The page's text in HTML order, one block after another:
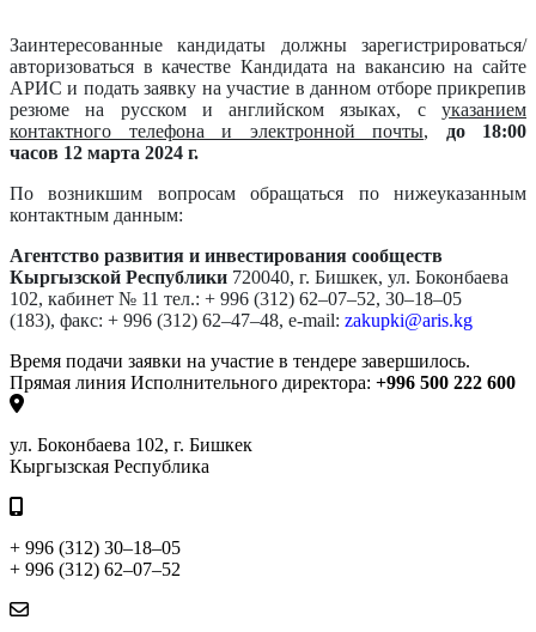
Заинтересованные кандидаты должны зарегистрироваться/
авторизоваться в качестве Кандидата на вакансию на сайте
АРИС и подать заявку на участие в данном отборе прикрепив
резюме на русском и английском языках, с указанием
контактного телефона и электронной почты, до 18:00
часов 12 марта 2024 г.
По возникшим вопросам обращаться по нижеуказанным
контактным данным:
Агентство развития и инвестирования сообществ
Кыргызской Республики 720040, г. Бишкек, ул. Боконбаева
102, кабинет № 11 тел.: + 996 (312) 62–07–52, 30–18–05
(183), факс: + 996 (312) 62–47–48, e-mail: zakupki@aris.kg
Время подачи заявки на участие в тендере завершилось.
Прямая линия Исполнительного директора: +996 500 222 600
ул. Боконбаева 102, г. Бишкек
Кыргызская Республика
+ 996 (312) 30–18–05
+ 996 (312) 62–07–52